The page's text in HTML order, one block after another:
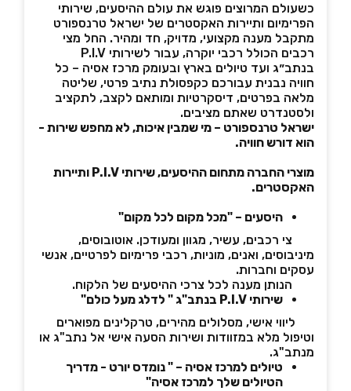
כשעולם המרוצים פוגש את עולם ההיסעים, שירותי
הפרימיום ותיירות האקסטרים של ישראל טרנספורט
מתקבל מענה מקצועי, מדויק, חד ומהיר. החל מצי
רכבים הכולל רכבי יוקרה, עבור לשירותי P.I.V
בנתב״ג ועד טיולים בארץ ובעומק מרכז אסיה – כל
חוויה נבנית עבורכם כקפסולת נתיב פרטי, שליטה
מלאה בפרטים, דיסקרטיות ומותאם לקצב, לתקציב
ולסטנדרט שאתם מציבים.
ישראל טרנספורט – מי שמבין איכות, לא מחפש שירות -
הוא דורש חוויה.
מוצרי החברה מתחום ההיסעים, שירותי P.I.V ותיירות
האקסטרים.
היסעים – "מכל מקום לכל מקום"
צי רכבים, עשיר, מגוון ומעודכן. אוטובוסים,
מיניבוסים, ואנים, מוניות, רכבי פרימיום לפרטיים, אנשי
עסקים וחברות.
הנותן מענה לכל צרכי ההיסעים של הלקוח.
שירותי P.I.V בנתב"ג " לדלג מעל כולם"
ליווי אישי, מסלולים מהירים, טרקלינים מפוארים
וטיפול מלא במזוודות ושירות הסעה אישי אל נתב"ג או
מנתב"ג.
טיולים למרכז אסיה – " נומדס יורט - מדריך
הטיולים שלך למרכז אסיה"